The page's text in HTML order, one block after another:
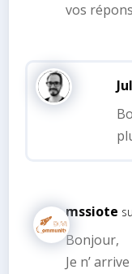
vos
mssiote
Bonjour,
Je n’